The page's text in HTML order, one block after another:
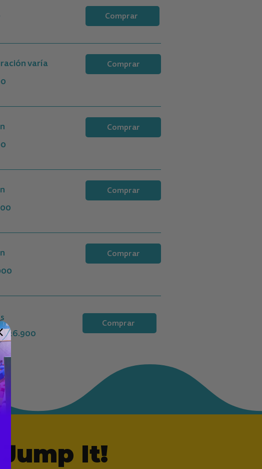
varía Comprar
Comprar
Comprar
Comprar
Comprar
$26.900
Comprar
It!